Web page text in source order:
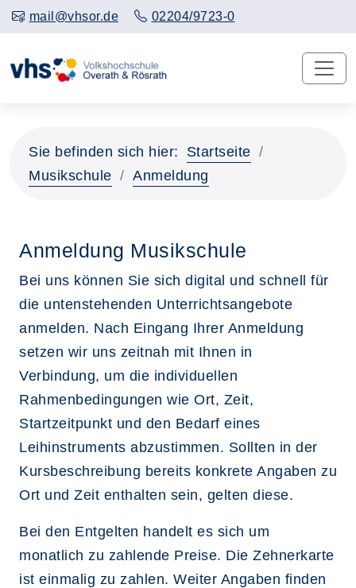
mail@vhsor.de 02204/9723-0
Sie befinden sich hier:
Startseite
Musikschule
Anmeldung
Anmeldung Musikschule
Bei uns können Sie sich digital und schnell für
die untenstehenden Unterrichtsangebote
anmelden. Nach Eingang Ihrer Anmeldung
setzen wir uns zeitnah mit Ihnen in
Verbindung, um die individuellen
Rahmenbedingungen wie Ort, Zeit,
Startzeitpunkt und den Bedarf eines
Leihinstruments abzustimmen. Sollten in der
Kursbeschreibung bereits konkrete Angaben zu
Ort und Zeit enthalten sein, gelten diese.
Bei den Entgelten handelt es sich um
monatlich zu zahlende Preise. Die Zehnerkarte
ist einmalig zu zahlen. Weiter Angaben finden